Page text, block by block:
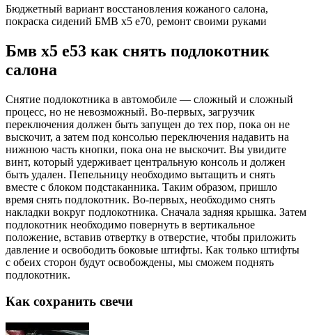
Бюджетный вариант восстановления кожаного салона,
покраска сидений БМВ х5 е70, ремонт своими руками
Бмв х5 е53 как снять подлокотник
салона
Снятие подлокотника в автомобиле — сложный и сложный
процесс, но не невозможный. Во-первых, загрузчик
переключения должен быть запущен до тех пор, пока он не
выскочит, а затем под консолью переключения надавить на
нижнюю часть кнопки, пока она не выскочит. Вы увидите
винт, который удерживает центральную консоль и должен
быть удален. Пепельницу необходимо вытащить и снять
вместе с блоком подстаканника. Таким образом, пришло
время снять подлокотник. Во-первых, необходимо снять
накладки вокруг подлокотника. Сначала задняя крышка. Затем
подлокотник необходимо повернуть в вертикальное
положение, вставив отвертку в отверстие, чтобы приложить
давление и освободить боковые штифты. Как только штифты
с обеих сторон будут освобождены, мы сможем поднять
подлокотник.
Как сохранить свечи